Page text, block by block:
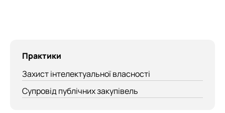
Практики
Захист інтелектуальної власності
Супровід публічних закупівель